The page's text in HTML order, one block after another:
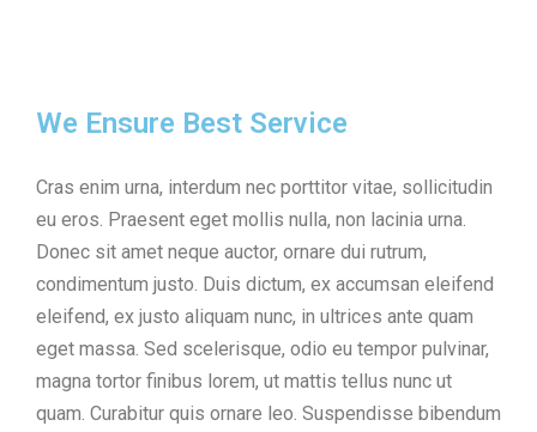
We Ensure Best Service
Cras enim urna, interdum nec porttitor vitae, sollicitudin
eu eros. Praesent eget mollis nulla, non lacinia urna.
Donec sit amet neque auctor, ornare dui rutrum,
condimentum justo. Duis dictum, ex accumsan eleifend
eleifend, ex justo aliquam nunc, in ultrices ante quam
eget massa. Sed scelerisque, odio eu tempor pulvinar,
magna tortor finibus lorem, ut mattis tellus nunc ut
quam. Curabitur quis ornare leo. Suspendisse bibendum